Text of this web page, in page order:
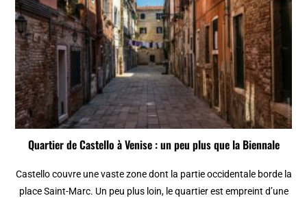
Quartier de Castello à Venise : un peu plus que la Biennale
Castello couvre une vaste zone dont la partie occidentale borde la
place Saint-Marc. Un peu plus loin, le quartier est empreint d’une